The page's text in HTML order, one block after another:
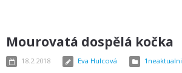
Mourovatá dospělá kočka
18.2.2018 Eva Hulcová 1neaktualni